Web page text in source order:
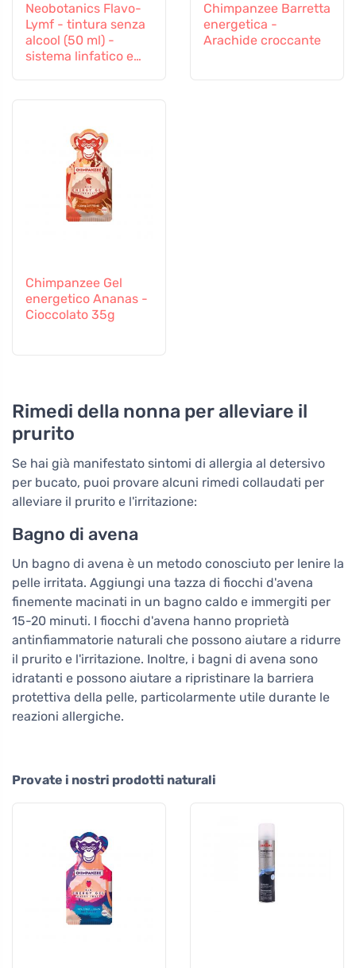
Neobotanics Flavo-
Lymf - tintura senza
alcool (50 ml) -
sistema linfatico e
Chimpanzee Barretta
energetica -
Arachide croccante
Chimpanzee Gel
energetico Ananas -
Cioccolato 35g
Rimedi della nonna per alleviare il
prurito
Se hai già manifestato sintomi di allergia al detersivo
per bucato, puoi provare alcuni rimedi collaudati per
alleviare il prurito e l'irritazione:
Bagno di avena
Un bagno di avena è un metodo conosciuto per lenire la
pelle irritata. Aggiungi una tazza di fiocchi d'avena
finemente macinati in un bagno caldo e immergiti per
15-20 minuti. I fiocchi d'avena hanno proprietà
antinfiammatorie naturali che possono aiutare a ridurre
il prurito e l'irritazione. Inoltre, i bagni di avena sono
idratanti e possono aiutare a ripristinare la barriera
protettiva della pelle, particolarmente utile durante le
reazioni allergiche.
Provate i nostri prodotti naturali